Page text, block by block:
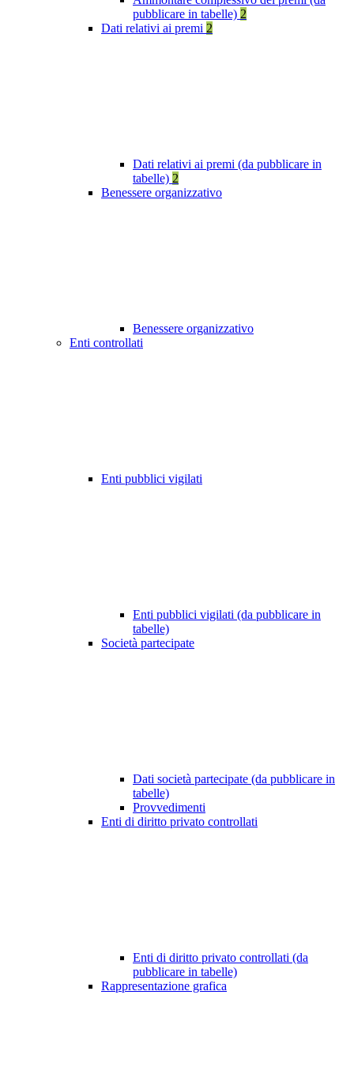
pubblicare in tabelle) 2
Dati relativi ai premi 2
Dati relativi ai premi (da pubblicare in
tabelle) 2
Benessere organizzativo
Benessere organizzativo
Enti controllati
Enti pubblici vigilati
Enti pubblici vigilati (da pubblicare in
tabelle)
Società partecipate
Dati società partecipate (da pubblicare in
tabelle)
Provvedimenti
Enti di diritto privato controllati
Enti di diritto privato controllati (da
pubblicare in tabelle)
Rappresentazione grafica